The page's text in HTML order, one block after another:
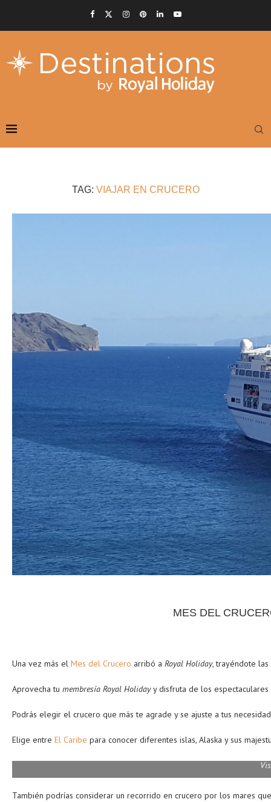
TAG: VIAJAR EN CRUCERO
MES DEL
Una vez más el Mes del Crucero arribó a Royal Holiday, trayéndote
Aprovecha tu membresía Royal Holidayy disfruta de los espectaculares
Podrás elegir el crucero que más te agrade y se ajuste a tus
Elige entre El Caribe para conocer diferentes islas, Alaska y sus
También podrías considerar un recorrido en crucero por los mares que